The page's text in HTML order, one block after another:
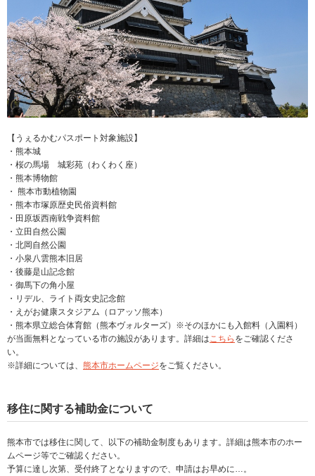
【うぇるかむパスポート対象施設】
・熊本城
・桜の馬場 城彩苑（わくわく座）
・熊本博物館
・ 熊本市動植物園
・熊本市塚原歴史民俗資料館
・田原坂西南戦争資料館
・立田自然公園
・北岡自然公園
・小泉八雲熊本旧居
・後藤是山記念館
・御馬下の角小屋
・リデル、ライト両女史記念館
・えがお健康スタジアム（ロアッソ熊本）
・熊本県立総合体育館（熊本ヴォルターズ）※そのほかにも入館料（入園料）
が当面無料となっている市の施設があります。詳細はこちら をご確認くださ
い。
※詳細については、 熊本市ホームページをご覧ください。
移住に関する補助金について
熊本市では移住に関して、以下の補助金制度もあります。詳細は熊本市のホー
ムページ等でご確認ください。
予算に達し次第、受付終了となりますので、申請はお早めに…。